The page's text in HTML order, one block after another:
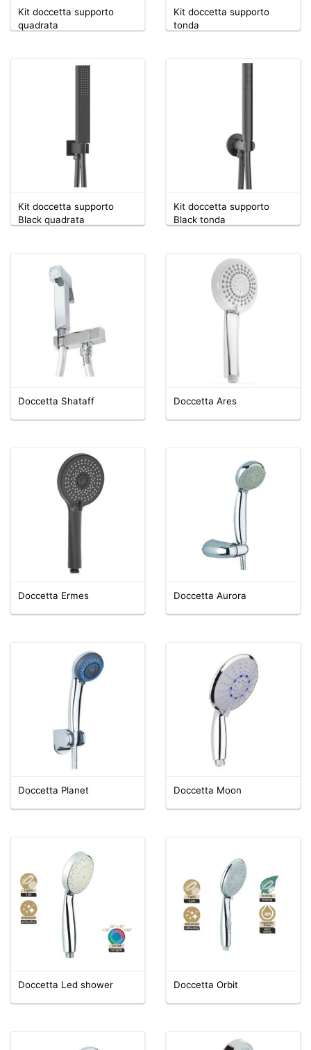
Kit doccetta supporto
quadrata
Kit doccetta supporto
tonda
Kit doccetta supporto
Black quadrata
Kit doccetta supporto
Black tonda
Doccetta Shataff Doccetta Ares
Doccetta Ermes Doccetta Aurora
Doccetta Planet Doccetta Moon
Doccetta Led shower Doccetta Orbit